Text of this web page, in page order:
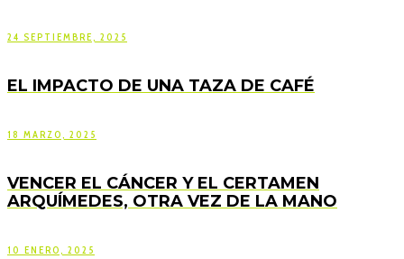
24 SEPTIEMBRE, 2025
EL IMPACTO DE UNA TAZA DE CAFÉ
18 MARZO, 2025
VENCER EL CÁNCER Y EL CERTAMEN
ARQUÍMEDES, OTRA VEZ DE LA MANO
10 ENERO, 2025